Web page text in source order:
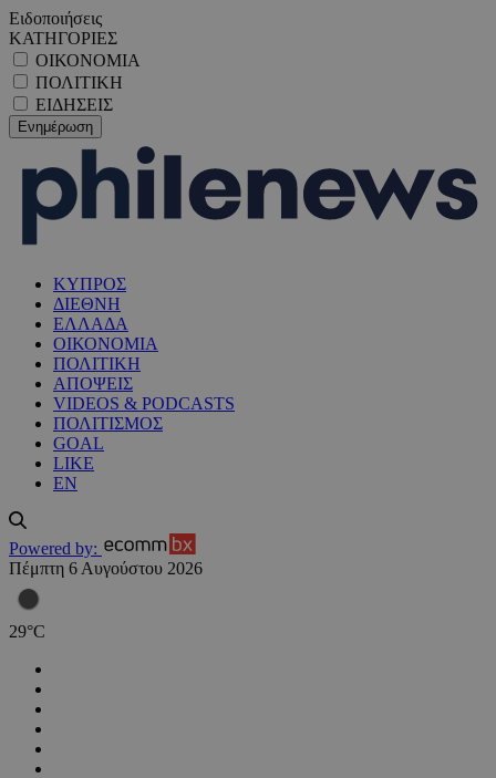
Ειδοποιήσεις
ΚΑΤΗΓΟΡΙΕΣ
ΟΙΚΟΝΟΜΙΑ
ΠΟΛΙΤΙΚΗ
ΕΙΔΗΣΕΙΣ
ΚΥΠΡΟΣ
ΔΙΕΘΝΗ
ΕΛΛΑΔΑ
ΟΙΚΟΝΟΜΙΑ
ΠΟΛΙΤΙΚΗ
ΑΠΟΨΕΙΣ
VIDEOS & PODCASTS
ΠΟΛΙΤΙΣΜΟΣ
GOAL
LIKE
EN
Powered by:
Πέμπτη 6 Αυγούστου 2026
29°C